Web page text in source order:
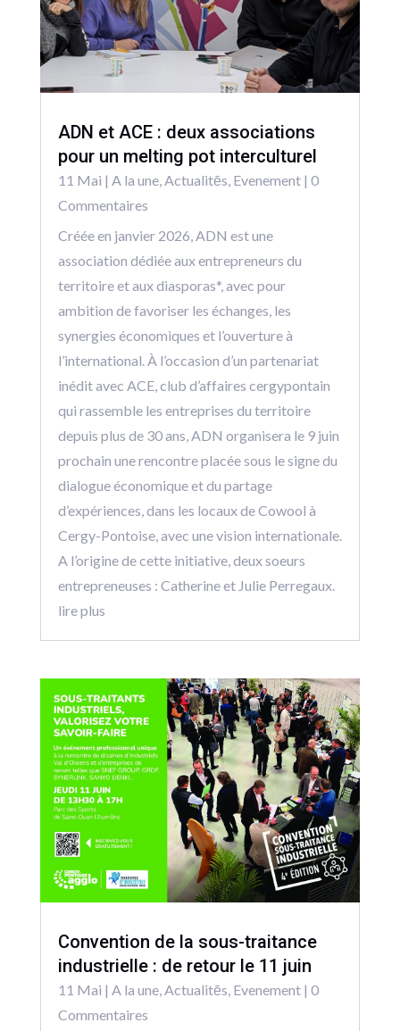
ADN et ACE : deux associations
pour un melting pot interculturel
11 Mai | A la une,Actualitēs, Evenement| 0
Commentaires
Créée en janvier 2026, ADN est une
association dédiée aux entrepreneurs du
territoire et aux diasporas*, avec pour
ambition de favoriser les échanges, les
synergies économiques et l’ouverture à
l’international. À l’occasion d’un partenariat
inédit avec ACE, club d’affaires cergypontain
qui rassemble les entreprises du territoire
depuis plus de 30 ans, ADN organisera le 9 juin
prochain une rencontre placée sous le signe du
dialogue économique et du partage
d’expériences, dans les locaux de Cowool à
Cergy-Pontoise, avec une vision internationale.
A l’origine de cette initiative, deux soeurs
entrepreneuses : Catherine et Julie Perregaux.
lire plus
Convention de la sous-traitance
industrielle : de retour le 11 juin
11 Mai | A la une, Actualitēs Evenement| 0
Commentaires